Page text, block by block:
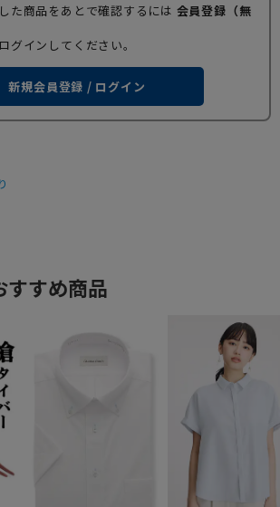
た商品をあとで確認するには 会員登録（無
グインしてください。
新規会員登録 / ログイン